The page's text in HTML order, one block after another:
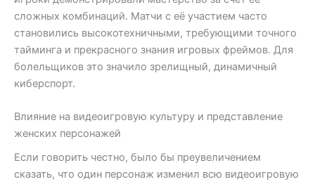
сложных комбинаций. Матчи с её участием часто
становились высокотехничными, требующими точного
тайминга и прекрасного знания игровых фреймов. Для
болельщиков это значило зрелищный, динамичный
киберспорт.
Влияние на видеоигровую культуру и представление
женских персонажей
Если говорить честно, было бы преувеличением
сказать, что один персонаж изменил всю видеоигровую